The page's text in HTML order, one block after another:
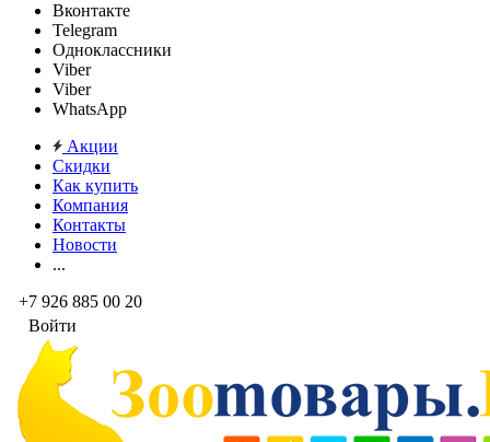
Вконтакте
Telegram
Одноклассники
Viber
Viber
WhatsApp
Акции
Скидки
Как купить
Компания
Контакты
Новости
...
+7 926 885 00 20
Войти